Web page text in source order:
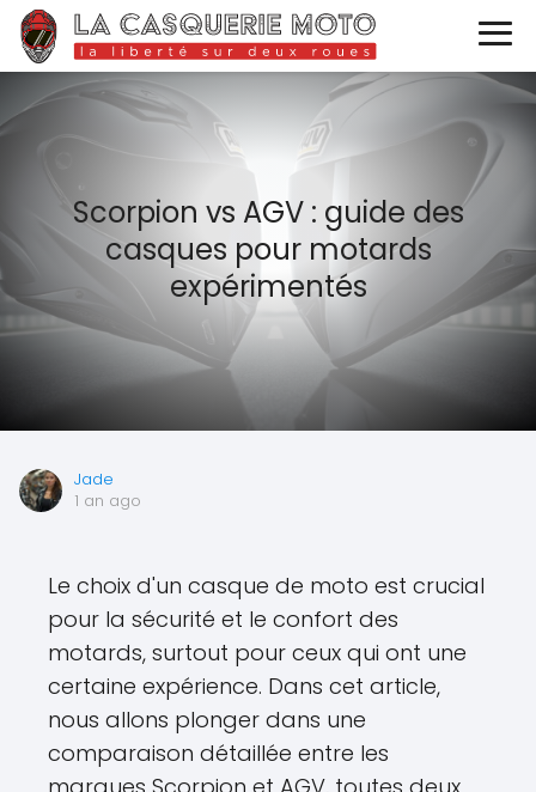
Scorpion vs AGV : guide des
casques pour motards
expérimentés
Jade
1 an ago
Le choix d'un casque de moto est crucial
pour la sécurité et le confort des
motards, surtout pour ceux qui ont une
certaine expérience. Dans cet article,
nous allons plonger dans une
comparaison détaillée entre les